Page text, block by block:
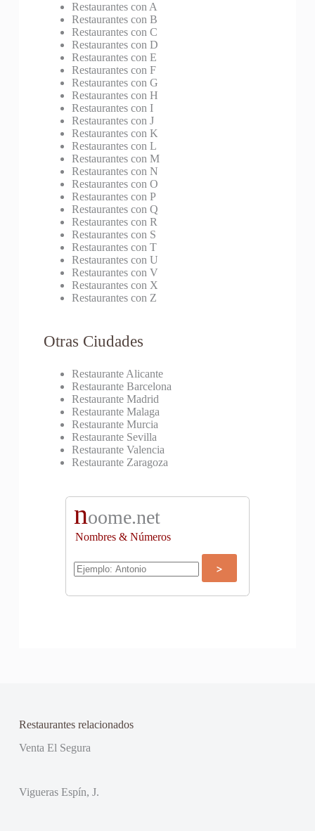
Restaurantes con A
Restaurantes con B
Restaurantes con C
Restaurantes con D
Restaurantes con E
Restaurantes con F
Restaurantes con G
Restaurantes con H
Restaurantes con I
Restaurantes con J
Restaurantes con K
Restaurantes con L
Restaurantes con M
Restaurantes con N
Restaurantes con O
Restaurantes con P
Restaurantes con Q
Restaurantes con R
Restaurantes con S
Restaurantes con T
Restaurantes con U
Restaurantes con V
Restaurantes con X
Restaurantes con Z
Otras Ciudades
Restaurante Alicante
Restaurante Barcelona
Restaurante Madrid
Restaurante Malaga
Restaurante Murcia
Restaurante Sevilla
Restaurante Valencia
Restaurante Zaragoza
noome.net
Nombres & Números
Restaurantes relacionados
Venta El Segura
Vigueras Espín, J.